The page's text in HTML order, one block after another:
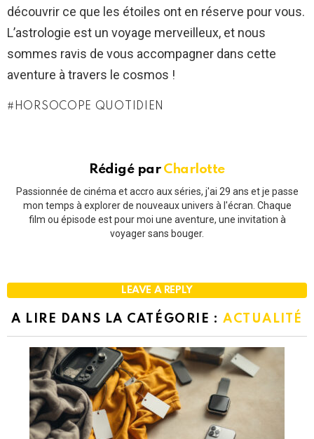
découvrir ce que les étoiles ont en réserve pour vous.
L’astrologie est un voyage merveilleux, et nous
sommes ravis de vous accompagner dans cette
aventure à travers le cosmos !
HORSOCOPE QUOTIDIEN
Rédigé par Charlotte
Passionnée de cinéma et accro aux séries, j'ai 29 ans et je passe
mon temps à explorer de nouveaux univers à l'écran. Chaque
film ou épisode est pour moi une aventure, une invitation à
voyager sans bouger.
LEAVE A REPLY
A LIRE DANS LA CATÉGORIE : ACTUALITÉ